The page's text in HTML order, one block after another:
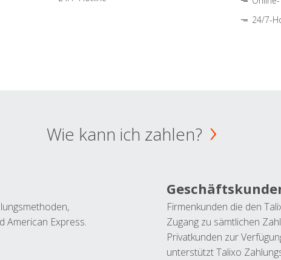
24/7-
Wie kann ich zahlen?
American Express.
Firmenkunden die den
Zugang zu sämtlichen
Privatkunden zur
unterstützt Talixo